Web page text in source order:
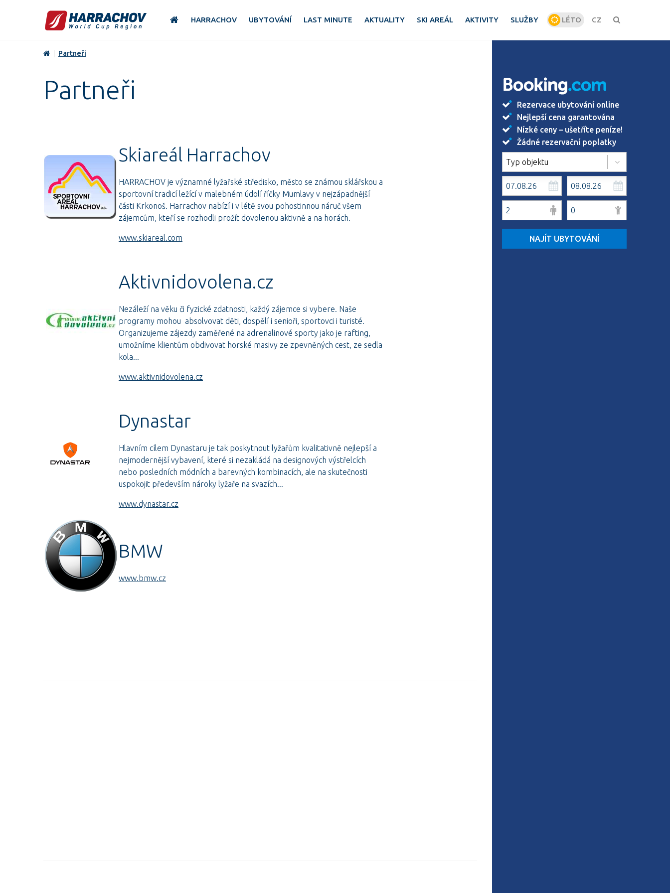
HARRACHOV UBYTOVÁNÍ LAST MINUTE AKTUALITY SKI AREÁL AKTIVITY SLUŽBY LÉTO ZIMA
CZ
Partneři
Partneři
Skiareál Harrachov
HARRACHOV je významné lyžařské středisko, město se známou sklářskou a
sportovní tradicí ležící v malebném údolí říčky Mumlavy v nejzápadnější
části Krkonoš. Harrachov nabízí i v létě svou pohostinnou náruč všem
zájemcům, kteří se rozhodli prožít dovolenou aktivně a na horách.
www.skiareal.com
Aktivnidovolena.cz
Nezáleží na věku či fyzické zdatnosti, každý zájemce si vybere. Naše
programy mohou absolvovat děti, dospělí i senioři, sportovci i turisté.
Organizujeme zájezdy zaměřené na adrenalinové sporty jako je rafting,
umožníme klientům obdivovat horské masivy ze zpevněných cest, ze sedla
kola...
www.aktivnidovolena.cz
Dynastar
Hlavním cílem Dynastaru je tak poskytnout lyžařům kvalitativně nejlepší a
nejmodernější vybavení, které si nezakládá na designových výstřelcích
nebo posledních módních a barevných kombinacích, ale na skutečnosti
uspokojit především nároky lyžaře na svazích...
www.dynastar.cz
BMW
www.bmw.cz
Rezervace ubytování online
Nejlepší cena garantována
Nízké ceny – ušetříte peníze!
Žádné rezervační poplatky
Typ objektu
NAJÍT UBYTOVÁNÍ